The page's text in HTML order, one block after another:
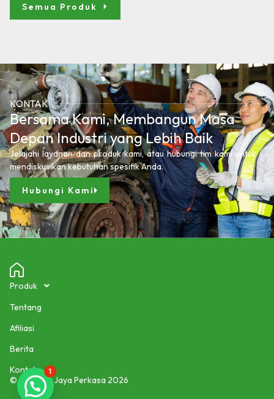
Semua Produk
Produk
Tentang
Afiliasi
Berita
Kontak
© PT Masa Jaya Perkasa 2026
KONTAK
Bersama Kami, Membangun Masa
Depan Industri yang Lebih Baik
Jelajahi layanan dan produk kami, atau hubungi tim kami untuk
mendiskusikan kebutuhan spesifik Anda.
Hubungi Kami
1